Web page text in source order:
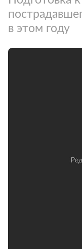
в этом году